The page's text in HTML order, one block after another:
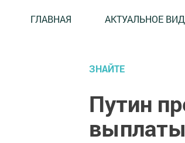
ГЛАВНАЯ АКТУАЛЬНОЕ
ЗНАЙТЕ
Путин
выплаты